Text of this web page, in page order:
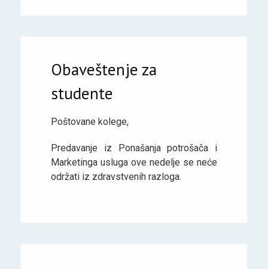
Obaveštenje za
studente
Poštovane kolege,
Predavanje iz Ponašanja potrošača i
Marketinga usluga ove nedelje se neće
održati iz zdravstvenih razloga.